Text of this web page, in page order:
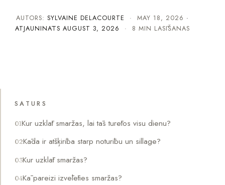
AUTORS: SYLVAINE DELACOURTE ·MAY 18, 2026 ·
ATJAUNINĀTS AUGUST 3, 2026 · 8 MIN LASĪŠANAS
SATURS
Kur uzklāt smaržas, lai tās turētos visu dienu?
Kāda ir atšķirība starp noturību un sillage?
Kur uzklāt smaržas?
Kā pareizi izvēlēties smaržas?